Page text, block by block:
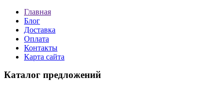
Главная
Блог
Доставка
Оплата
Контакты
Карта сайта
Каталог предложений